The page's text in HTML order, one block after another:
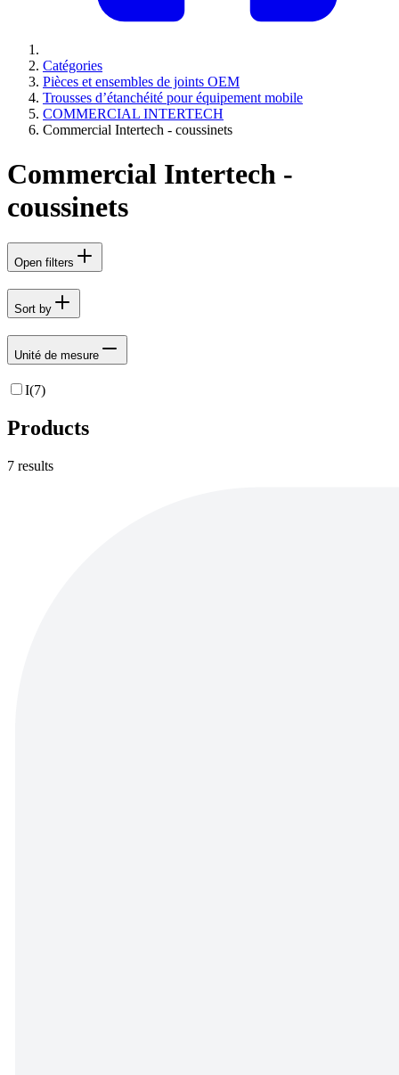
Catégories
Pièces et ensembles de joints OEM
Trousses d’étanchéité pour équipement mobile
COMMERCIAL INTERTECH
Commercial Intertech - coussinets
Commercial Intertech -
coussinets
Open filters
Sort by
Unité de mesure
I(7)
Products
7 results